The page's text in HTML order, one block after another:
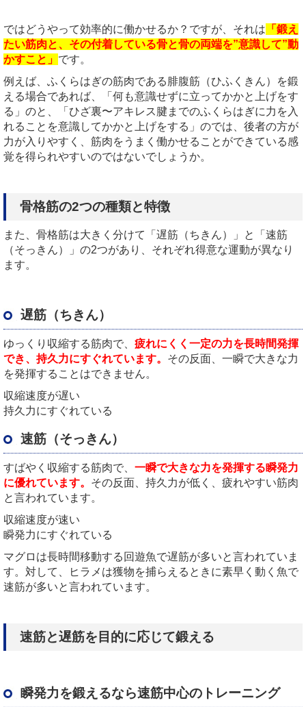
ではどうやって効率的に働かせるか？ですが、それは 「鍛え
たい筋肉と、その付着している骨と骨の両端を”意識して”動
かすこと」 です。
例えば、ふくらはぎの筋肉である腓腹筋（ひふくきん）を鍛
える場合であれば、「何も意識せずに立ってかかと上げをす
る」のと、「ひざ裏〜アキレス腱までのふくらはぎに力を入
れることを意識してかかと上げをする」のでは、後者の方が
力が入りやすく、筋肉をうまく働かせることができている感
覚を得られやすいのではないでしょうか。
骨格筋の2つの種類と特徴
また、骨格筋は大きく分けて「遅筋（ちきん）」と「速筋
（そっきん）」の2つがあり、それぞれ得意な運動が異なり
ます。
遅筋（ちきん）
ゆっくり収縮する筋肉で、 疲れにくく一定の力を長時間発揮
でき、持久力にすぐれています。 その反面、一瞬で大きな力
を発揮することはできません。
収縮速度が遅い
持久力にすぐれている
速筋（そっきん）
すばやく収縮する筋肉で、 一瞬で大きな力を発揮する瞬発力
に優れています。 その反面、持久力が低く、疲れやすい筋肉
と言われています。
収縮速度が速い
瞬発力にすぐれている
マグロは長時間移動する回遊魚で遅筋が多いと言われていま
す。対して、ヒラメは獲物を捕らえるときに素早く動く魚で
速筋が多いと言われています。
速筋と遅筋を目的に応じて鍛える
瞬発力を鍛えるなら速筋中心のトレーニング